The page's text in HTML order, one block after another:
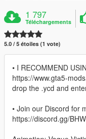
1 797
Téléchargements
5.0 / 5 étoiles (1 vote)
• I RECOMMEND
https://www.gta5-
drop the .ycd and
• Join our Discord for
https://discord.gg/